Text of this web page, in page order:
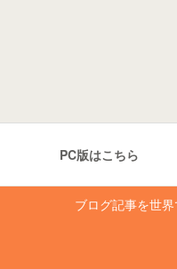
PC版はこちら
ブログ記事を世